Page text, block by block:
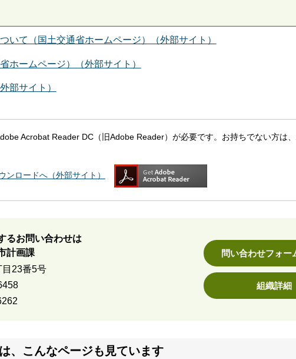
いて（国土交通省ホームページ）（外部サイト）
ホームページ）（外部サイト）
部サイト）
Acrobat Reader DC（旧Adobe Reader）が必要です。お持ちでない方は
ロードへ（外部サイト）
るお問い合わせは
計画課
23番5号
問い合わせフォー
組織詳細
、こんなページも見ています